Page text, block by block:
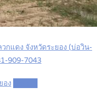
กแดง จังหวัดระยอง (บ่อวิน-
909-7043
อง